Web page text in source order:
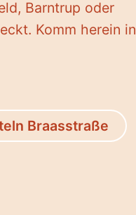
Barntrup oder
Komm herein in
Braasstraße